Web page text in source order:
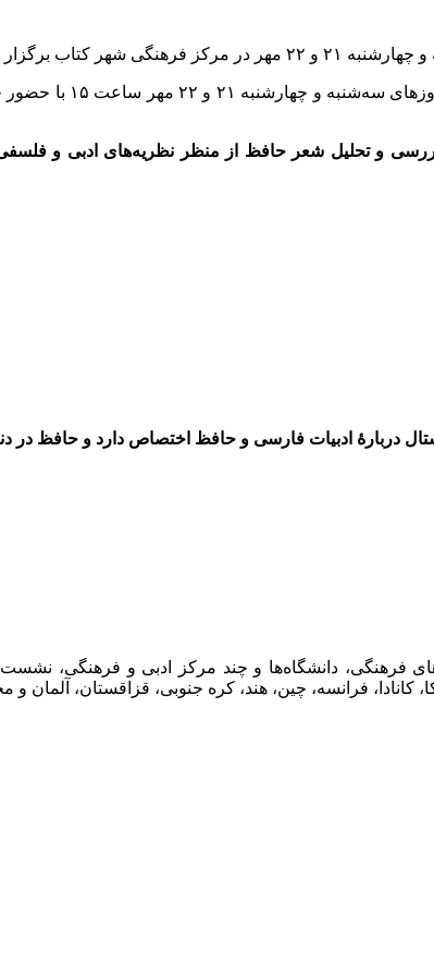
برگزار می شود.
میراث مکتوب – به
همایش (سه شنبه 21 اردیبهشت) که «به بررسی و تحلیل شعر حافظ از منظر نظریه‌های ادبی و
دربارۀ ادبیات فارسی و حافظ اختصاص دارد و حافظ در
فرهنگی، دانشگاه‌ها و چند مرکز ادبی و فرهنگی،
کانادا، فرانسه، چین، هند، کره جنوبی، قزاقستان،